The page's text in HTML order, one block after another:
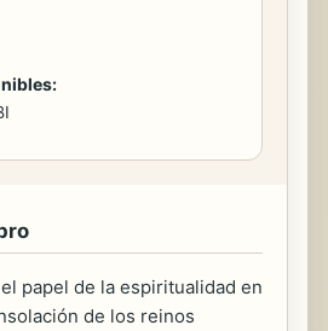
papel de la espiritualidad en
de los reinos